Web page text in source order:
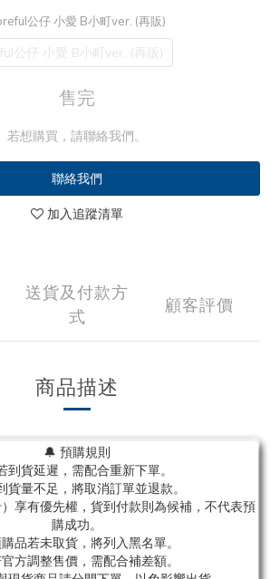
公仔 小愛 B小町ver. (再販)
公仔 小愛 B小町ver. (再販)
售完
若想購買，請聯絡我們。
聯絡我們
加入追蹤清單
送貨及付款方
式
顧客評價
商品描述
🔔 預購規則
到貨延遲，需配合重新下單。
貨量不足，將取消訂單並退款。
享有優先權，貨到付款則為候補，不代表預
購成功。
品若未取貨，將列入黑名單。
方調整售價，需配合補差額。